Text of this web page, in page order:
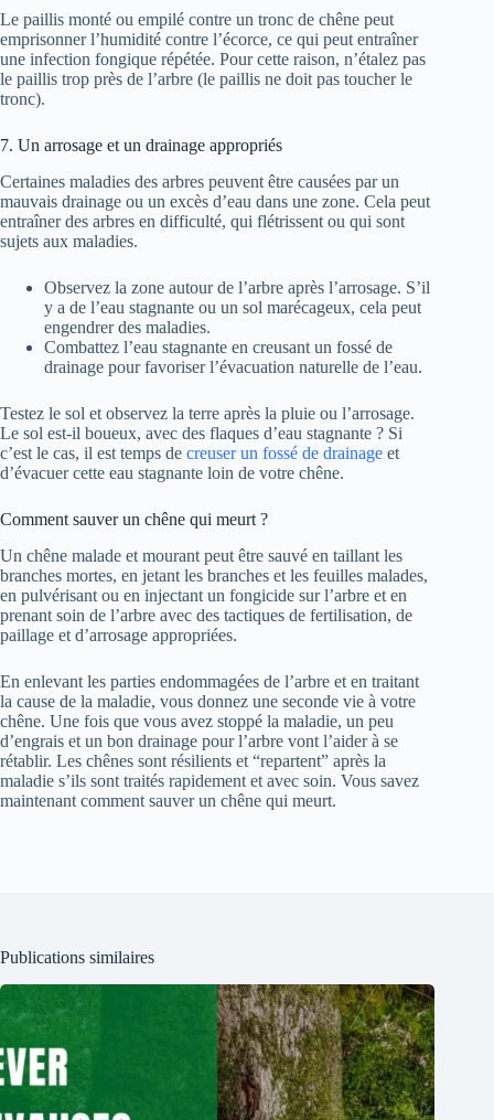
Le paillis monté ou empilé contre un tronc de chêne peut
emprisonner l’humidité contre l’écorce, ce qui peut entraîner
une infection fongique répétée. Pour cette raison, n’étalez pas
le paillis trop près de l’arbre (le paillis ne doit pas toucher le
tronc).
7. Un arrosage et un drainage appropriés
Certaines maladies des arbres peuvent être causées par un
mauvais drainage ou un excès d’eau dans une zone. Cela peut
entraîner des arbres en difficulté, qui flétrissent ou qui sont
sujets aux maladies.
Observez la zone autour de l’arbre après l’arrosage. S’il
y a de l’eau stagnante ou un sol marécageux, cela peut
engendrer des maladies.
Combattez l’eau stagnante en creusant un fossé de
drainage pour favoriser l’évacuation naturelle de l’eau.
Testez le sol et observez la terre après la pluie ou l’arrosage.
Le sol est-il boueux, avec des flaques d’eau stagnante ? Si
c’est le cas, il est temps de creuser un fossé de drainage et
d’évacuer cette eau stagnante loin de votre chêne.
Comment sauver un chêne qui meurt ?
Un chêne malade et mourant peut être sauvé en taillant les
branches mortes, en jetant les branches et les feuilles malades,
en pulvérisant ou en injectant un fongicide sur l’arbre et en
prenant soin de l’arbre avec des tactiques de fertilisation, de
paillage et d’arrosage appropriées.
En enlevant les parties endommagées de l’arbre et en traitant
la cause de la maladie, vous donnez une seconde vie à votre
chêne. Une fois que vous avez stoppé la maladie, un peu
d’engrais et un bon drainage pour l’arbre vont l’aider à se
rétablir. Les chênes sont résilients et “repartent” après la
maladie s’ils sont traités rapidement et avec soin. Vous savez
maintenant comment sauver un chêne qui meurt.
Publications similaires